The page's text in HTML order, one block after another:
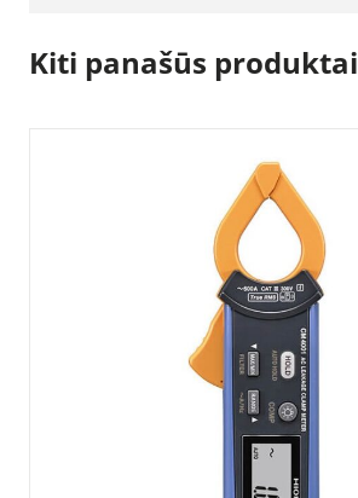
Kiti panašūs produktai